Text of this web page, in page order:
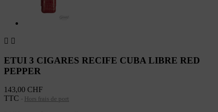
 
ETUI 3 CIGARES RECIFE CUBA LIBRE RED
PEPPER
143,00 CHF
TTC
Hors frais de port